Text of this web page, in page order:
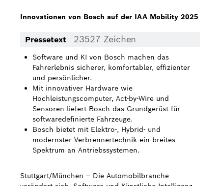
Über uns
Bosch in Österreich
Karriere bei Bosch in Österreich
Bosch Weltweit
Kontakt
Innovationen von Bosch auf der IAA Mobility 2025
Pressetext 23527 Zeichen
Software und KI von Bosch machen das
Fahrerlebnis sicherer, komfortabler, effizienter
und persönlicher.
Mit innovativer Hardware wie
Hochleistungscomputer, Act-by-Wire und
Sensoren liefert Bosch das Grundgerüst für
softwaredefinierte Fahrzeuge.
Bosch bietet mit Elektro-, Hybrid- und
modernster Verbrennertechnik ein breites
Spektrum an Antriebssystemen.
Stuttgart/München – Die Automobilbranche